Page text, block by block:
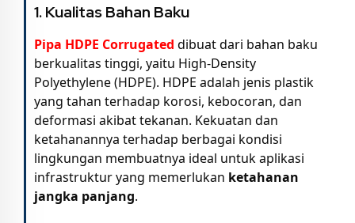
1. Kualitas Bahan Baku
Pipa HDPE Corrugated dibuat dari bahan baku
berkualitas tinggi, yaitu High-Density
Polyethylene (HDPE). HDPE adalah jenis plastik
yang tahan terhadap korosi, kebocoran, dan
deformasi akibat tekanan. Kekuatan dan
ketahanannya terhadap berbagai kondisi
lingkungan membuatnya ideal untuk aplikasi
infrastruktur yang memerlukan ketahanan
jangka panjang.